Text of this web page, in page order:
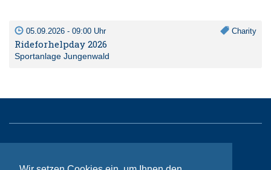
05.09.2026 - 09:00 Uhr Charity
Rideforhelpday 2026
Sportanlage Jungenwald